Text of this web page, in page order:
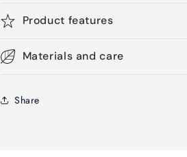
Product features
Materials and care
Share